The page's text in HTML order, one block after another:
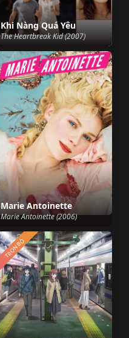
Khi Nàng Quá Yêu
The Heartbreak Kid (2007)
Marie Antoinette
Marie Antoinette (2006)
TRỌN BỘ